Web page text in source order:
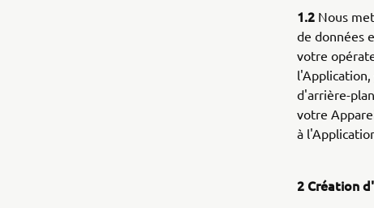
1.2 Nous
de données
votre
l'Application,
d'arrière-
votre
à
2 Création